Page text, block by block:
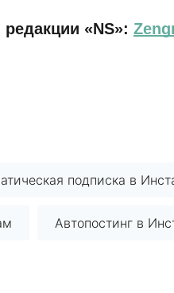
«NS»:
подписка в
Автопостинг в